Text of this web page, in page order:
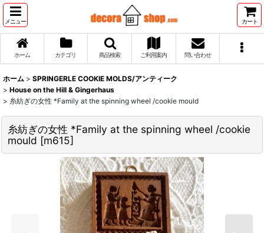
メニュー カート
ホーム カテゴリ 商品検索 ご利用案内 問い合わせ
ホーム > SPRINGERLE COOKIE MOLDS/アンティーク
> House on the Hill & Gingerhaus
> 糸紡ぎの女性 *Family at the spinning wheel /cookie mould
糸紡ぎの女性 *Family at the spinning wheel /cookie
mould [m615]